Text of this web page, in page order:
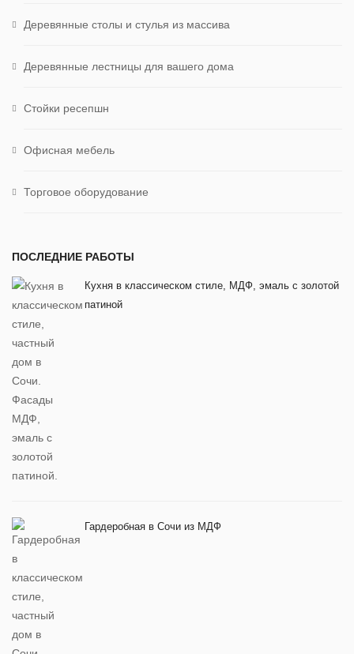
Деревянные столы и стулья из массива
Деревянные лестницы для вашего дома
Стойки ресепшн
Офисная мебель
Торговое оборудование
ПОСЛЕДНИЕ РАБОТЫ
Кухня в классическом стиле, МДФ, эмаль с золотой
патиной
Гардеробная в Сочи из МДФ